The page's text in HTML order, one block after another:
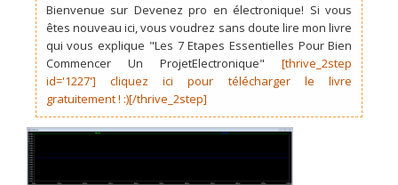
Bienvenue sur Devenez pro en électronique! Si vous
êtes nouveau ici, vous voudrez sans doute lire mon livre
qui vous explique "Les 7 Etapes Essentielles Pour Bien
Commencer Un ProjetElectronique"[thrive_2step
id='1227'] cliquez ici pour télécharger le livre
gratuitement ! :)[/thrive_2step]